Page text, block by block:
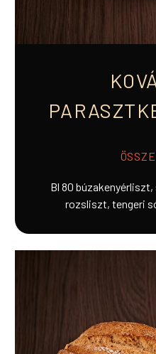
Bl 80
rozsliszt, tengeri